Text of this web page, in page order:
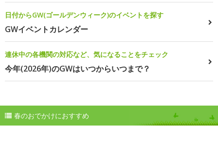
日付からGW(ゴールデンウィーク)のイベントを探す
GWイベントカレンダー
連休中の各機関の対応など、気になることをチェック
今年(2026年)のGWはいつからいつまで？
春のおでかけにおすすめ